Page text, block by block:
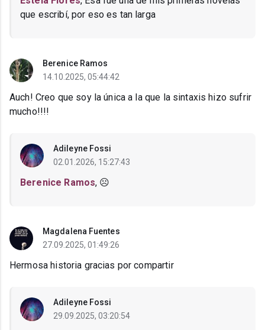
que escribí, por eso es tan larga
Berenice Ramos
14.10.2025, 05:44:42
Auch! Creo que soy la única a la que la sintaxis hizo sufrir
mucho!!!!
Adileyne Fossi
02.01.2026, 15:27:43
Berenice Ramos, ☹️
Magdalena Fuentes
27.09.2025, 01:49:26
Hermosa historia gracias por compartir
Adileyne Fossi
29.09.2025, 03:20:54